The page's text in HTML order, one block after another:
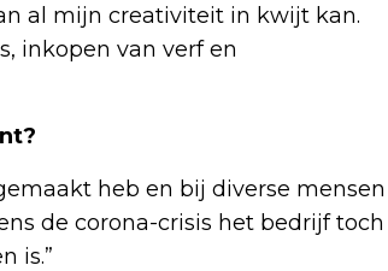
al mijn creativiteit in kwijt kan.
inkopen van verf en
heb en bij diverse mensen
de corona-crisis het bedrijf toch
is.”